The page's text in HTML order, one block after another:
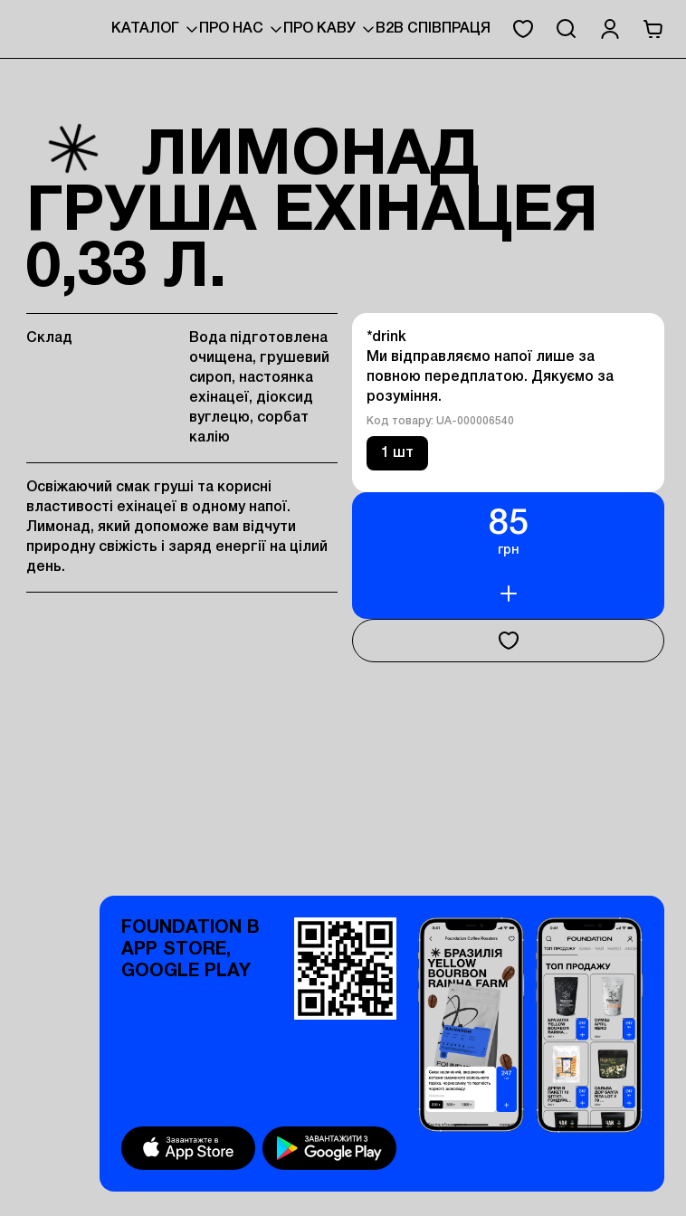
КАТАЛОГ ПРО НАС ПРО КАВУ B2B СПІВПРАЦЯ
ЛИМОНАД
ГРУША ЕХІНАЦЕЯ
0,33 Л.
*drink
Ми відправляємо напої лише за
повною передплатою. Дякуємо за
розуміння.
Код товару: UA-000006540
1 шт
85
грн
Склад
Вода підготовлена
очищена, грушевий
сироп, настоянка
ехінацеї, діоксид
вуглецю, сорбат
калію
Освіжаючий смак груші та корисні
властивості ехінацеї в одному напої.
Лимонад, який допоможе вам відчути
природну свіжість і заряд енергії на цілий
день.
FOUNDATION В
APP STORE,
GOOGLE PLAY